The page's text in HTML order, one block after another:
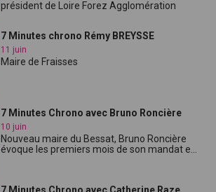
président de Loire Forez Agglomération
7 Minutes chrono Rémy BREYSSE
11 juin
Maire de Fraisses
7 Minutes Chrono avec Bruno Roncière
10 juin
Nouveau maire du Bessat, Bruno Roncière
évoque les premiers mois de son mandat e...
7 Minutes Chrono avec Catherine Raze